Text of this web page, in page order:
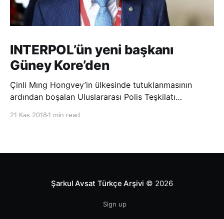
INTERPOL’ün yeni başkanı
Güney Kore’den
Çinli Mıng Hongvey’in ülkesinde tutuklanmasının
ardından boşalan Uluslararası Polis Teşkilatı
21 Kas 2018 1 min read
Şarkul Avsat Türkçe Arşivi © 2026
Sign up